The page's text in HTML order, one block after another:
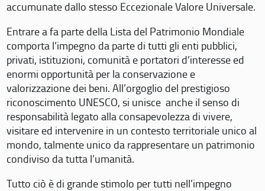
accumunate dallo stesso Eccezionale Valore Universale.
Entrare a fa parte della Lista del Patrimonio Mondiale
comporta l’impegno da parte di tutti gli enti pubblici,
privati, istituzioni, comunità e portatori d’interesse ed
enormi opportunità per la conservazione e
valorizzazione dei beni. All’orgoglio del prestigioso
riconoscimento UNESCO, si unisce anche il senso di
responsabilità legato alla consapevolezza di vivere,
visitare ed intervenire in un contesto territoriale unico al
mondo, talmente unico da rappresentare un patrimonio
condiviso da tutta l’umanità.
Tutto ciò è di grande stimolo per tutti nell’impegno